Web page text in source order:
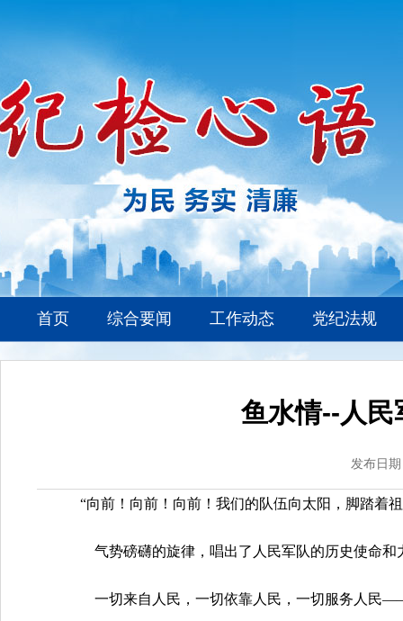
首页 综合要闻 工作动态 党纪法规
鱼水情--人
发布日
“向前！向前！向前！我们的队伍向太阳，脚踏着
气势磅礴的旋律，唱出了人民军队的历史使命和
一切来自人民，一切依靠人民，一切服务人民——